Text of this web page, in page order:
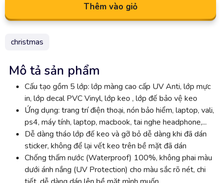
Thêm vào giỏ
christmas
Mô tả sản phẩm
Cấu tạo gồm 5 lớp: lớp màng cao cấp UV Anti, lớp mực
in, lớp decal PVC Vinyl, lớp keo , lớp đế bảo vệ keo
Ứng dụng: trang trí điện thoại, nón bảo hiểm, laptop, vali,
ps4, máy tính, laptop, macbook, tai nghe headphone,...
Dễ dàng tháo lớp đế keo và gỡ bỏ dễ dàng khi đã dán
sticker, không để lại vết keo trên bề mặt đã dán
Chống thấm nước (Waterproof) 100%, không phai màu
dưới ánh nắng (UV Protection) cho màu sắc rõ nét, chi